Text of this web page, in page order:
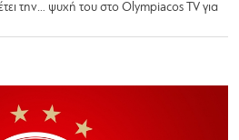
την… ψυχή του στο Olympiacos TV για